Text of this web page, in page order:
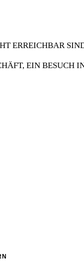
ERREICHBAR
EIN BESUCH